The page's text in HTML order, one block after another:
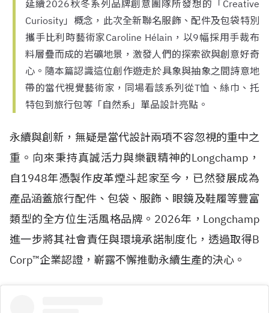
延續2026秋冬系列品牌創意團隊所發想的「Creative
Curiosity」概念，此次全新聯名服飾、配件及包袋特別
攜手比利時藝術家Caroline Hélain，以9幅採用手裁布
料層疊而成的岩礦地景，激發人們的探索欲與創意好奇
心。隨本篇認識這位創作遊走於具象與抽象之間詩意地
帶的當代視覺藝術家，同場看該系列從T恤、絲巾、托
特包到旅行包等「自然系」單品設計亮點。
永續與創新，無疑是當代設計兩項不容忽視的重中之
重。向來秉持真誠活力與樂觀精神的Longchamp，
自1948年憑製作皮革煙斗起家至今，已然發展成為
產品涵蓋旅行配件、包袋、服飾、眼鏡及鞋履等豐富
類型的全方位生活風格品牌。2026年，Longchamp
進一步將其社會責任與環境承諾制度化，透過取得B
Corp™企業認證，嶄露不懈推動永續生產的決心。